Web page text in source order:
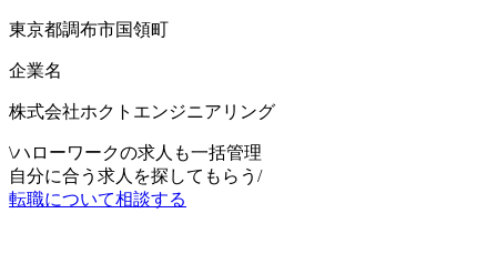
東京都調布市国領町
企業名
株式会社ホクトエンジニアリング
\ハローワークの求人も一括管理
自分に合う求人を探してもらう /
転職について相談する